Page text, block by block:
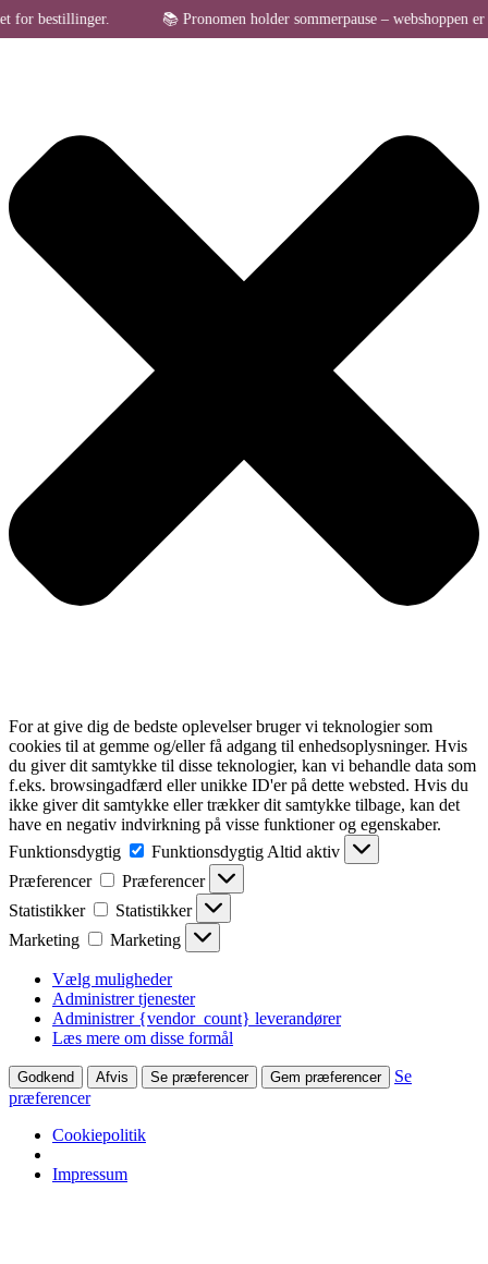
Administrer samtykke til cookies
For at give dig de bedste oplevelser bruger vi teknologier som
cookies til at gemme og/eller få adgang til enhedsoplysninger. Hvis
du giver dit samtykke til disse teknologier, kan vi behandle data som
f.eks. browsingadfærd eller unikke ID'er på dette websted. Hvis du
ikke giver dit samtykke eller trækker dit samtykke tilbage, kan det
have en negativ indvirkning på visse funktioner og egenskaber.
Funktionsdygtig
Funktionsdygtig Altid aktiv
Præferencer
Præferencer
Statistikker
Statistikker
Marketing
Marketing
Vælg muligheder
Administrer tjenester
Administrer {vendor_count} leverandører
Læs mere om disse formål
Godkend Afvis Se præferencer Gem præferencer
Se
præferencer
Cookiepolitik
Impressum
bestillinger. 📚 Pronomen holder sommerpause – webshoppen er